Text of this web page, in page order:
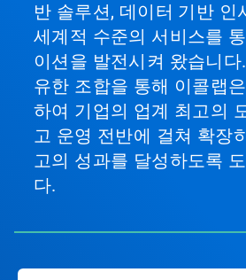
반 솔루션, 데이터 기반 인
세계적 수준의 서비스를
이션을 발전시켜 왔습니
유한 조합을 통해 이콜랩
하여 기업의 업계 최고의
고 운영 전반에 걸쳐 확장
고의 성과를 달성하도록
다.